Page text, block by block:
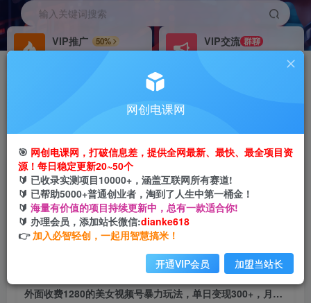
输入关键词搜索
VIP推广
50%
VIP交流 群聊
研究探讨更多创业项目路子。
搭建同款网站，自己当老板
外面收费1280的美女视频号暴力玩法，单日变现
300+，月入上万！【附制作教程】
网创电课网
2年前发布
1456 172
外面收费1280的美女视频号暴力玩法，单日变现300+，月入上万！【附制作教程】
网创电课网
🎯 网创电课网，打破信息差，提供全网最新、最快、最全项目资
源！每日稳定更新20~50个
🔰 已收录实测项目10000+，涵盖互联网所有赛道!
🔰 已帮助5000+普通创业者，淘到了人生中第一桶金！
🔰 海量有价值的项目持续更新中，总有一款适合你!
🔰 办理会员，添加站长微信:dianke618
👉 加入必智轻创，一起用智慧搞米！
开通VIP会员 加盟当站长